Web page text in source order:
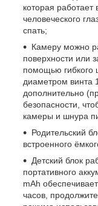
которая работает
человеческого
спать;
Камеру можно
поверхности или
помощью гибкого
диаметром винта
дополнительно
безопасности,
камеры и шнура
Родительский
встроенного
Детский блок
портативного
mAh
часов,